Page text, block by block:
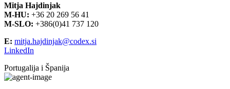
Mitja Hajdinjak
M-HU: +36 20 269 56 41
M-SLO: +386(0)41 737 120
E: mitja.hajdinjak@codex.si
LinkedIn
Portugalija i Španija